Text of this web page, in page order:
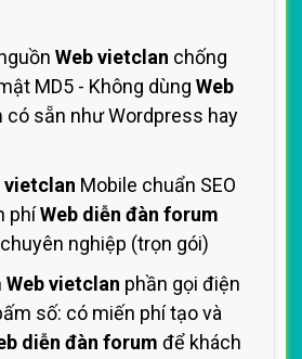
Web vietclan chống
MD5 - Không dùng Web
có sẵn như Wordpress hay
vietclan Mobile chuẩn SEO
phíWeb diễn đàn forum
nghiệp (trọn gói)
Web vietclan phần gọi điện
số: có miến phí tạo và
diễn đàn forum để khách